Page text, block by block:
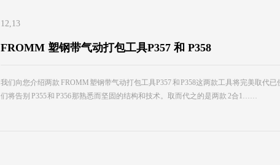
12,13
FROMM 塑钢带气动打包工具P357 和 P358
我们向您介绍两款 FROMM 塑钢带气动打包工具P357 和 P358这两款工具将完美取代
们将告别 P355 和 P356 那熟悉而坚固的结构和技术。取而代之的是两款 2合1……